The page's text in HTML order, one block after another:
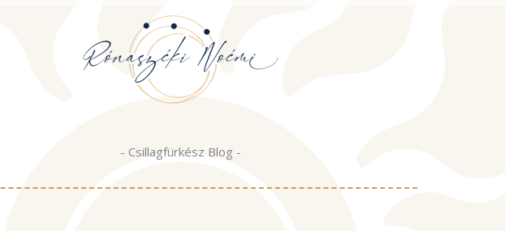
- Csillagfürkész Blog -